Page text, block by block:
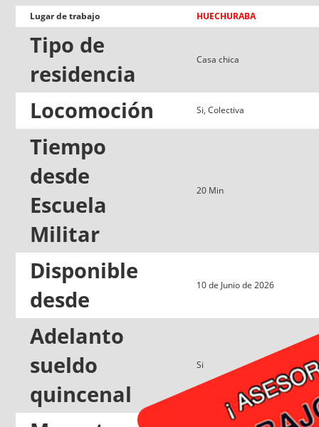
Lugar de trabajo HUECHURABA
Tipo de
residencia
Casa chica
Locomoción Si, Colectiva
Tiempo
desde
Escuela
Militar
20 Min
Disponible
desde
10 de Junio de 2026
Adelanto
sueldo
quincenal
Si